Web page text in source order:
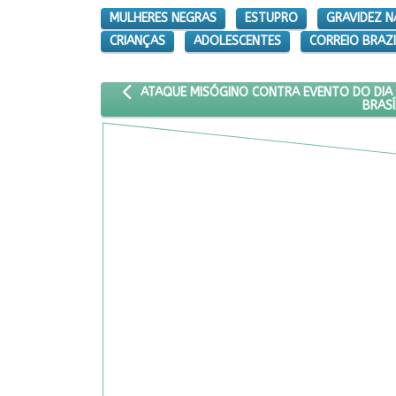
MULHERES NEGRAS ESTUPRO GRAVIDEZ
CRIANÇAS
ADOLESCENTES CORREIO
ARTIGO ANTERIOR: ATAQUE MISÓGINO
ATAQUE MISÓGINO CONTRA EVENTO DO